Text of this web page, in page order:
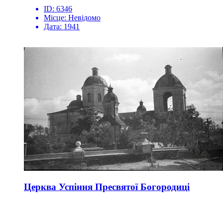
ID: 6346
Місце: Невідомо
Дата: 1941
Церква Успіння Пресвятої Богородиці